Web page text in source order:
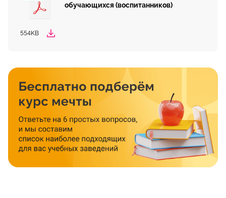
обучающихся (воспитанников)
554KB